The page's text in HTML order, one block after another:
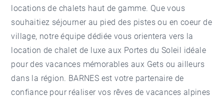
locations de chalets haut de gamme. Que vous
souhaitiez séjourner au pied des pistes ou en coeur de
village, notre équipe dédiée vous orientera vers la
location de chalet de luxe aux Portes du Soleil
idéale
pour des vacances mémorables aux Gets ou ailleurs
dans la région. BARNES est votre partenaire de
confiance pour réaliser vos rêves de vacances alpines